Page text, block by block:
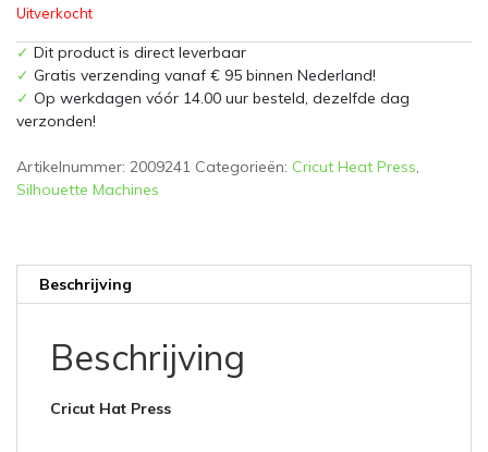
Uitverkocht
✓ Dit product is direct leverbaar
✓ Gratis verzending vanaf € 95 binnen Nederland!
✓ Op werkdagen vóór 14.00 uur besteld, dezelfde dag
verzonden!
Artikelnummer: 2009241 Categorieën: Cricut Heat Press,
Silhouette Machines
Beschrijving
Beschrijving
Cricut Hat Press